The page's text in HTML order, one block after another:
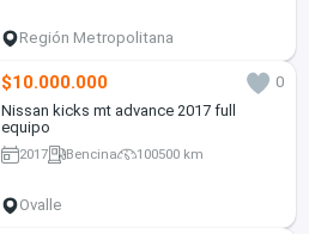
Región Metropolitana
$10.000.000
0
Nissan kicks mt advance 2017 full
equipo
2017 Bencina 100500 km
Ovalle